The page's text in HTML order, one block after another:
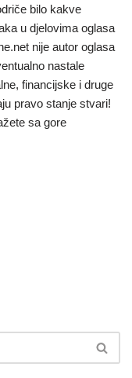
bilo kakve
u djelovima oglasa
nije autor oglasa
nastale
financijske i druge
pravo stanje stvari!
sa gore